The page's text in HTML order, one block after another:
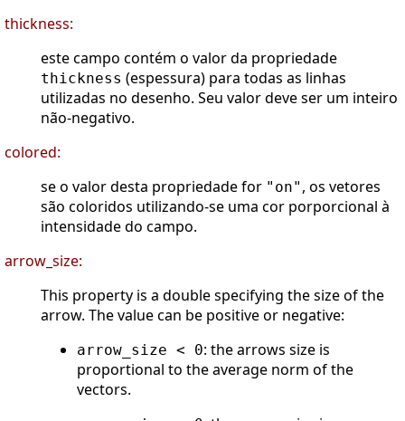
thickness:
este campo contém o valor da propriedade
thickness (espessura) para todas as linhas
utilizadas no desenho. Seu valor deve ser um inteiro
não-negativo.
colored:
se o valor desta propriedade for "on" , os vetores
são coloridos utilizando-se uma cor porporcional à
intensidade do campo.
arrow_size:
This property is a double specifying the size of the
arrow. The value can be positive or negative:
arrow_size < 0: the arrows size is
proportional to the average norm of the
vectors.